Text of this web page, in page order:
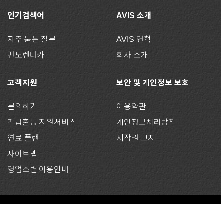
인기검색어
자주 묻는 질문
편도렌터카
AVIS 소개
AVIS 연혁
회사 소개
고객지원
문의하기
긴급출동 지원서비스
연료 플랜
사이트맵
영업소별 이용안내
보안 및 개인정보 보호
이용약관
개인정보처리방침
저작권 고지